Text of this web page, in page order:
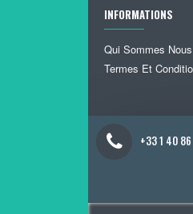
INFORMATIONS
Qui Sommes Nous
Termes Et
+33 1 40